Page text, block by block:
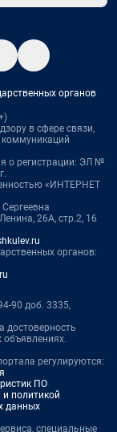
органов
в сфере связи,
о регистрации: ЭЛ №
«ИНТЕРНЕТ
26А, стр.2, 16
органов:
90 доб. 3335,
достоверность
регулируются:
ПО
политикой
данных
специальные